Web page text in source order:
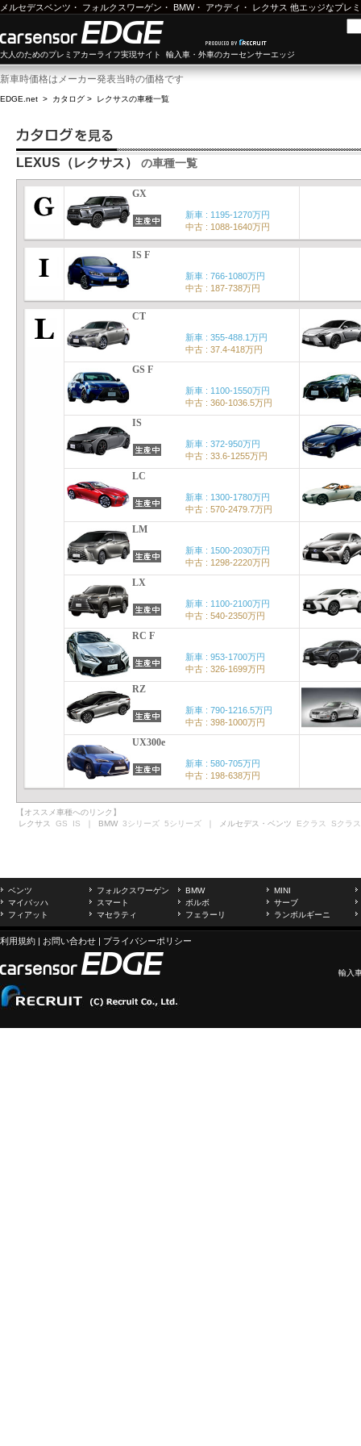
メルセデスベンツ ・ フォルクスワーゲン ・ BMW・ アウディ ・ レクサス 他エッジなプレ
大人のためのプレミアカーライフ実現サイト 輸入車・外車のカーセンサーエッジ
新車時価格はメーカー発表当時の価格です
EDGE.net > カタログ > レクサスの車種一覧
LEXUS（レクサス） の車種一覧
GX
新車 : 1195-1270万円
中古 : 1088-1640万円
IS F
新車 : 766-1080万円
中古 : 187-738万円
CT
新車 : 355-488.1万円
中古 : 37.4-418万円
GS F
新車 : 1100-1550万円
中古 : 360-1036.5万円
IS
新車 : 372-950万円
中古 : 33.6-1255万円
LC
新車 : 1300-1780万円
中古 : 570-2479.7万円
LM
新車 : 1500-2030万円
中古 : 1298-2220万円
LX
新車 : 1100-2100万円
中古 : 540-2350万円
RC F
新車 : 953-1700万円
中古 : 326-1699万円
RZ
新車 : 790-1216.5万円
中古 : 398-1000万円
UX300e
新車 : 580-705万円
中古 : 198-638万円
【オススメ車種へのリンク】
レクサス GS IS ｜ BMW 3シリーズ 5シリーズ ｜ メルセデス・ベンツ Eクラス Sクラス
ベンツ フォルクスワーゲン BMW
MINI
マイバッハ
スマート ボルボ
サーブ
フィアット
マセラティ フェラーリ ランボルギーニ
利用規約 | お問い合わせ | プライバシーポリシー
輸入